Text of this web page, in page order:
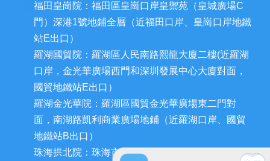
福田皇崗院：福田區皇崗口岸皇禦苑（皇城廣場C
門）深港1號地鋪全層（近福田口岸、皇崗口岸地鐵
站E出口）
羅湖國貿院：羅湖區人民南路熙龍大廈二樓(近羅湖
口岸，金光華廣場西門和深圳發展中心大廈對面，
國貿地鐵站E出口）
羅湖金光華院：羅湖區國貿金光華廣場東二門對
面，南湖路凱利商業廣場地鋪（近羅湖口岸、國貿
地鐵站B出口）
珠海拱北院：珠海市香洲區拱北迎賓南路1155號中